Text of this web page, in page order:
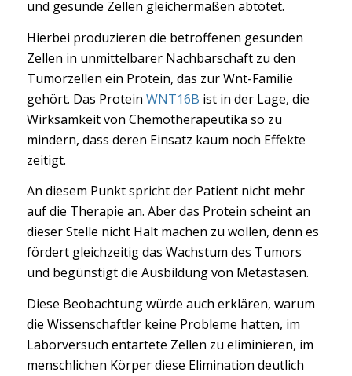
und gesunde Zellen gleichermaßen abtötet.
Hierbei produzieren die betroffenen gesunden
Zellen in unmittelbarer Nachbarschaft zu den
Tumorzellen ein Protein, das zur Wnt-Familie
gehört. Das Protein WNT16B ist in der Lage, die
Wirksamkeit von Chemotherapeutika so zu
mindern, dass deren Einsatz kaum noch Effekte
zeitigt.
An diesem Punkt spricht der Patient nicht mehr
auf die Therapie an. Aber das Protein scheint an
dieser Stelle nicht Halt machen zu wollen, denn es
fördert gleichzeitig das Wachstum des Tumors
und begünstigt die Ausbildung von Metastasen.
Diese Beobachtung würde auch erklären, warum
die Wissenschaftler keine Probleme hatten, im
Laborversuch entartete Zellen zu eliminieren, im
menschlichen Körper diese Elimination deutlich